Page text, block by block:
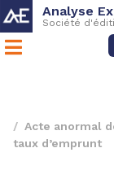
Analyse
Société
Acte anormal
taux d’emprunt